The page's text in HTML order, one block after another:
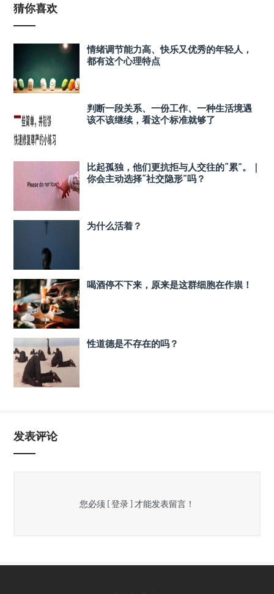
猜你喜欢
情绪调节能力高、快乐又优秀的年轻人，
都有这个心理特点
判断一段关系、一份工作、一种生活境遇
该不该继续，看这个标准就够了
比起孤独，他们更抗拒与人交往的“累”。｜
你会主动选择“社交隐形”吗？
为什么活着？
喝酒停不下来，原来是这群细胞在作祟！
性道德是不存在的吗？
发表评论
您必须 [ 登录 ] 才能发表留言！